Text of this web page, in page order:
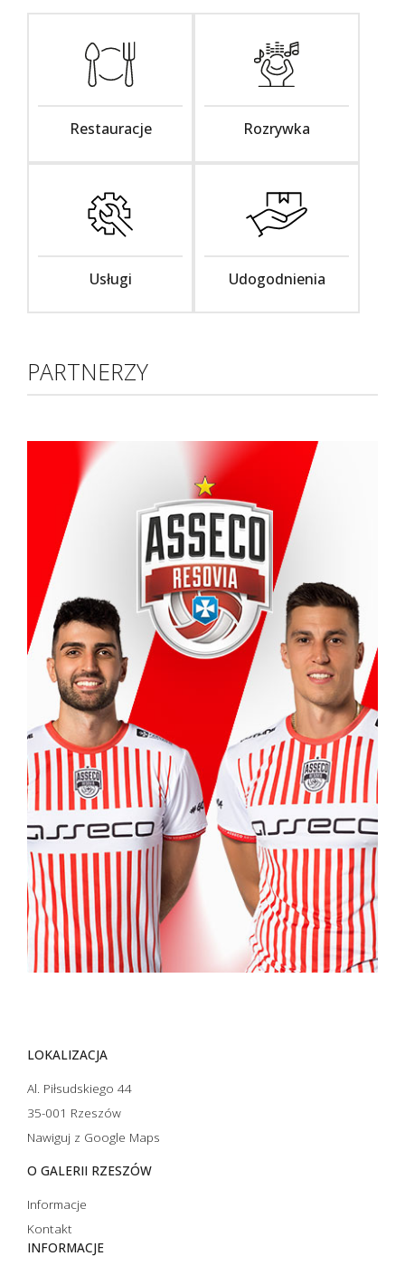
Restauracje Rozrywka
Usługi Udogodnienia
PARTNERZY
LOKALIZACJA
Al. Piłsudskiego 44
35-001 Rzeszów
Nawiguj z Google Maps
O GALERII RZESZÓW
Informacje
Kontakt
INFORMACJE